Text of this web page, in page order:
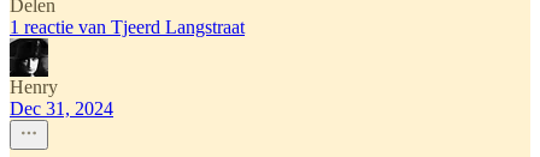
Delen
1 reactie van Tjeerd Langstraat
Henry
Dec 31, 2024